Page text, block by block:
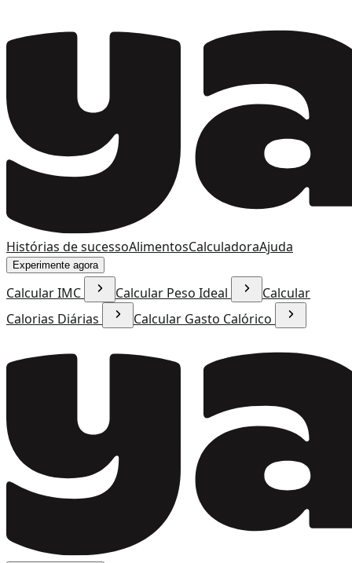
Histórias de sucessoAlimentosCalculadoraAjuda
Experimente agora
Calcular IMC Calcular Peso Ideal
Calcular
Calorias Diárias
Calcular Gasto Calórico